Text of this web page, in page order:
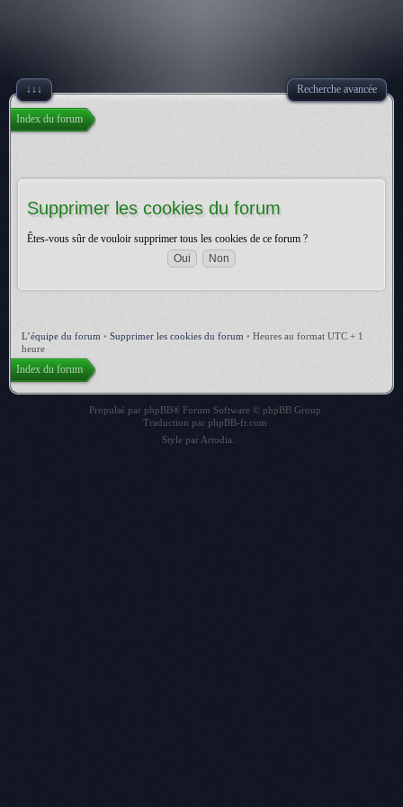
↓↓↓ Recherche avancée
Index du forum
Supprimer les cookies du forum
Êtes-vous sûr de vouloir supprimer tous les cookies de ce forum ?
L’équipe du forum • Supprimer les cookies du forum • Heures au format UTC + 1
heure
Index du forum
Propulsé par phpBB® Forum Software © phpBB Group
Traduction par phpBB-fr.com
Style par Artodia